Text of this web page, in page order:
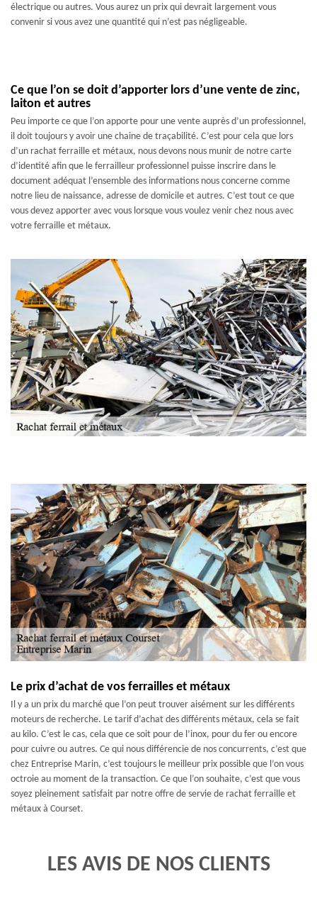
électrique ou autres. Vous aurez un prix qui devrait largement vous
convenir si vous avez une quantité qui n’est pas négligeable.
Ce que l’on se doit d’apporter lors d’une vente de zinc,
laiton et autres
Peu importe ce que l’on apporte pour une vente auprès d’un professionnel,
il doit toujours y avoir une chaine de traçabilité. C’est pour cela que lors
d’un rachat ferraille et métaux, nous devons nous munir de notre carte
d’identité afin que le ferrailleur professionnel puisse inscrire dans le
document adéquat l’ensemble des informations nous concerne comme
notre lieu de naissance, adresse de domicile et autres. C’est tout ce que
vous devez apporter avec vous lorsque vous voulez venir chez nous avec
votre ferraille et métaux.
Le prix d’achat de vos ferrailles et métaux
Il y a un prix du marché que l’on peut trouver aisément sur les différents
moteurs de recherche. Le tarif d’achat des différents métaux, cela se fait
au kilo. C’est le cas, cela que ce soit pour de l’inox, pour du fer ou encore
pour cuivre ou autres. Ce qui nous différencie de nos concurrents, c’est que
chez Entreprise Marin, c’est toujours le meilleur prix possible que l’on vous
octroie au moment de la transaction. Ce que l’on souhaite, c’est que vous
soyez pleinement satisfait par notre offre de servie de rachat ferraille et
métaux à Courset.
LES AVIS DE NOS CLIENTS